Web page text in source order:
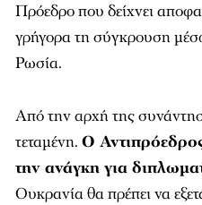
Πρόεδρο που δείχνει
γρήγορα τη σύγκρουση
Ρωσία.
Από την αρχή της
τεταμένη. Ο
την ανάγκη για
Ουκρανία θα πρέπει να